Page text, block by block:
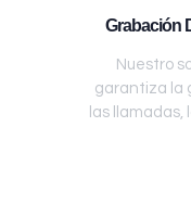
Grabación
Nuestro
garantiza la
las